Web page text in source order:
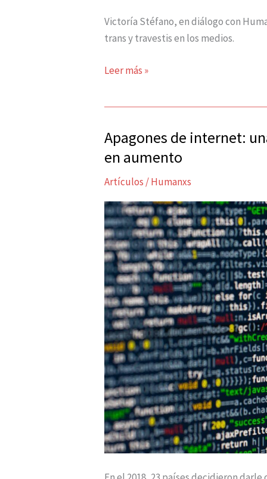
Victoría Stéfano, en diálogo con
trans y travestis en los medios.
Leer más »
Apagones de internet:
en aumento
Artículos /Humanxs
Apagones
de
una
metodología
peligrosa
que
va
en
aumento